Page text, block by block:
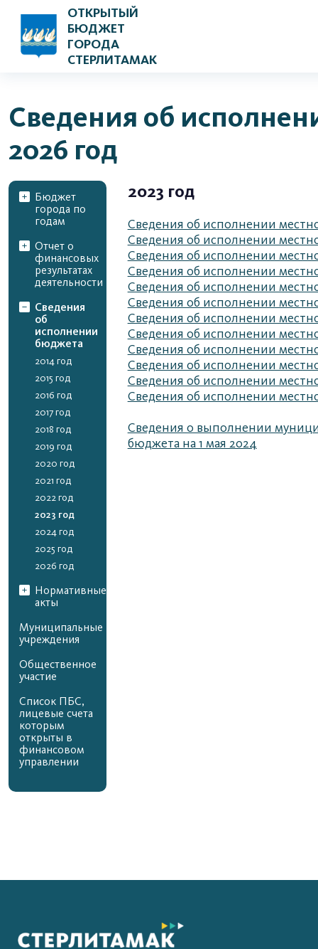
ОТКРЫТЫЙ
БЮДЖЕТ
ГОРОДА
СТЕРЛИТАМАК
Сведения об
2026 год
Бюджет
города по
годам
Отчет о
финансовых
результатах
деятельности
Сведения
об
исполнении
бюджета
2014 год
2015 год
2016 год
2017 год
2018 год
2019 год
2020 год
2021 год
2022 год
2023 год
2024 год
2025 год
2026 год
Нормативные
акты
Муниципальные
учреждения
Общественное
участие
Список ПБС,
лицевые счета
которым
открыты в
финансовом
управлении
2023 год
Сведения об исполнении
Сведения об исполнении
Сведения об исполнении
Сведения об исполнении
Сведения об исполнении
Сведения об исполнении
Сведения об исполнении
Сведения об исполнении
Сведения об исполнении
Сведения об исполнении
Сведения об исполнении
Сведения об исполнении
Сведения о выполнении
бюджета на 1 мая 2024